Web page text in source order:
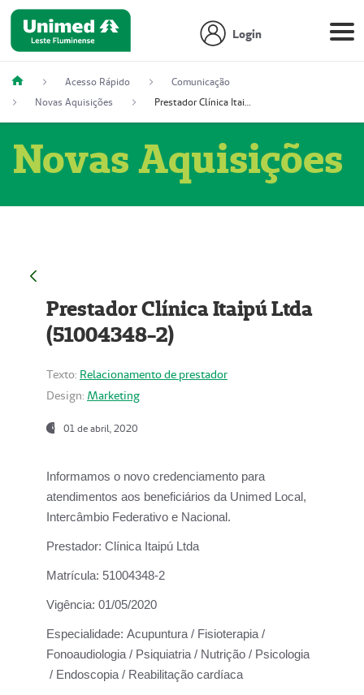
Login
Acesso Rápido
Comunicação
Novas Aquisições
Prestador Clínica Itaipú Ltda (51004348-2)
Novas Aquisições
Prestador Clínica Itaipú Ltda
(51004348-2)
Texto: Relacionamento de prestador
Design: Marketing
01 de abril, 2020
Informamos o novo credenciamento para
atendimentos aos beneficiários da Unimed Local,
Intercâmbio Federativo e Nacional.
Prestador: Clínica Itaipú Ltda
Matrícula: 51004348-2
Vigência: 01/05/2020
Especialidade: Acupuntura / Fisioterapia /
Fonoaudiologia / Psiquiatria / Nutrição / Psicologia
/ Endoscopia / Reabilitação cardíaca